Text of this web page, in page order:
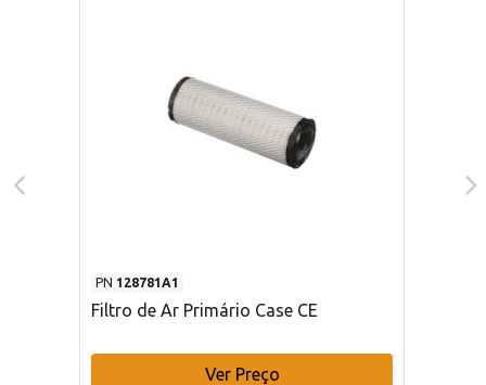
PN 128781A1
Filtro de Ar Primário Case CE
Ver Preço